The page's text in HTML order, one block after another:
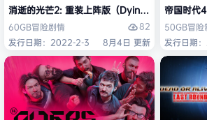
消逝的光芒2: 重装上阵版（Dying Light 2
60GB冒险剧情
82
发行日期：2022-2-3
8月4日 更新
帝国时代
50GB冒险
发行日期